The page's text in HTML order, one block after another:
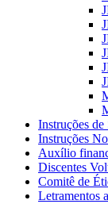
Instruções de
Instruções
Auxílio
Discentes
Comitê de
Letramentos